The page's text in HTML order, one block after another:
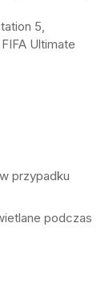
5,
Ultimate
przypadku
podczas